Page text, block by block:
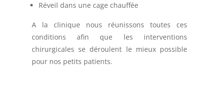
Réveil dans une cage chauffée
A la clinique nous réunissons toutes ces
conditions afin que les interventions
chirurgicales se déroulent le mieux possible
pour nos petits patients.